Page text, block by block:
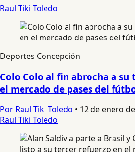
Raul Tiki Toledo
Deportes Concepción
Colo Colo al fin abrocha a su
el mercado de pases del
Por Raul Tiki Toledo • 12 de enero
Raul Tiki Toledo